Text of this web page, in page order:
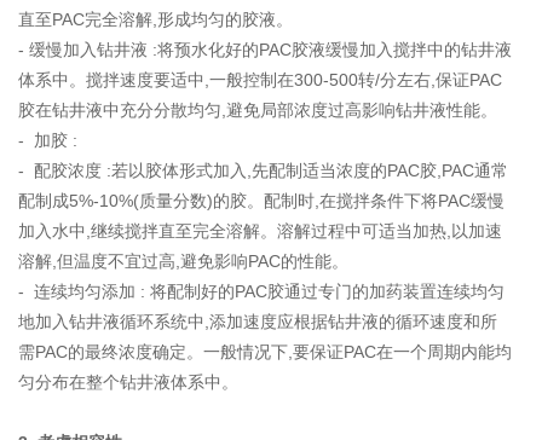
直至PAC完全溶解,形成均匀的胶液。
- 缓慢加入钻井液 :将预水化好的PAC胶液缓慢加入搅拌中的钻井液
体系中。搅拌速度要适中,一般控制在300-500转/分左右,保证PAC
胶在钻井液中充分分散均匀,避免局部浓度过高影响钻井液性能。
- 加胶 :
- 配胶浓度 :若以胶体形式加入,先配制适当浓度的PAC胶,PAC通常
配制成5%-10%(质量分数)的胶。配制时,在搅拌条件下将PAC缓慢
加入水中,继续搅拌直至完全溶解。溶解过程中可适当加热,以加速
溶解,但温度不宜过高,避免影响PAC的性能。
- 连续均匀添加 : 将配制好的PAC胶通过专门的加药装置连续均匀
地加入钻井液循环系统中,添加速度应根据钻井液的循环速度和所
需PAC的最终浓度确定。一般情况下,要保证PAC在一个周期内能均
匀分布在整个钻井液体系中。